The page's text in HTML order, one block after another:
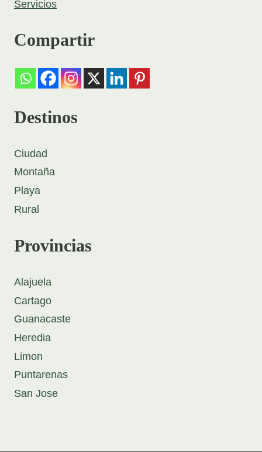
Servicios
Compartir
Destinos
Ciudad
Montaña
Playa
Rural
Provincias
Alajuela
Cartago
Guanacaste
Heredia
Limon
Puntarenas
San Jose